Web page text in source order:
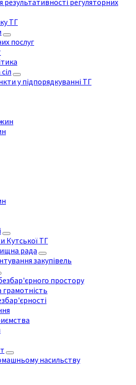
результативності регуляторних
ТГ
послуг
у підпорядкуванні ТГ
Кутської ТГ
рада
закупівель
простору
грамотність
насильству